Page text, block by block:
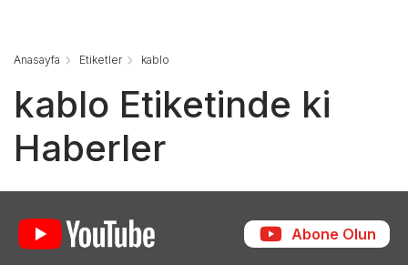
Anasayfa Etiketler kablo
kablo Etiketinde ki
Haberler
Abone Olun